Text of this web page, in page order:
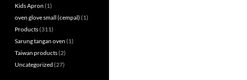
Kids Apron (1)
oven glove small (cempal) (1)
Products(311)
Sarung tangan oven (1)
Taiwan products(2)
Uncategorized (27)